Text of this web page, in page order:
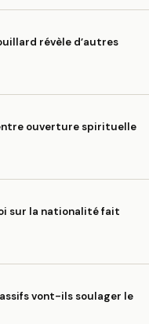
révèle d’autres
ouverture spirituelle
sur la nationalité fait
vont-ils soulager le